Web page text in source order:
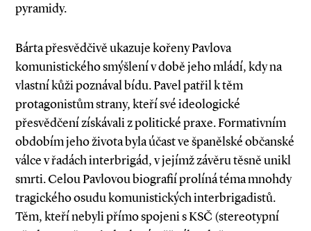
pyramidy.
Bárta přesvědčivě ukazuje kořeny Pavlova
komunistického smýšlení v době jeho mládí, kdy na
vlastní kůži poznával bídu. Pavel patřil k těm
protagonistům strany, kteří své ideologické
přesvědčení získávali z politické praxe. Formativním
obdobím jeho života byla účast ve španělské občanské
válce v řadách interbrigád, v jejímž závěru těsně unikl
smrti. Celou Pavlovou biografií prolíná téma mnohdy
tragického osudu komunistických interbrigadistů.
Těm, kteří nebyli přímo spojeni s KSČ (stereotypní